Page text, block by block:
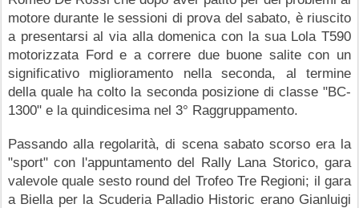
motore durante le sessioni di prova del sabato, è riuscito
a presentarsi al via alla domenica con la sua Lola T590
motorizzata Ford e a correre due buone salite con un
significativo miglioramento nella seconda, al termine
della quale ha colto la seconda posizione di classe "BC-
1300" e la quindicesima nel 3° Raggruppamento.
Passando alla regolarità, di scena sabato scorso era la
"sport" con l'appuntamento del Rally Lana Storico, gara
valevole quale sesto round del Trofeo Tre Regioni; il gara
a Biella per la Scuderia Palladio Historic erano Gianluigi